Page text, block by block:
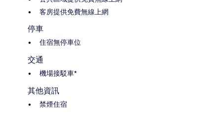
客房提供免費無線上網
停車
住宿無停車位
交通
機場接駁車*
其他資訊
禁煙住宿